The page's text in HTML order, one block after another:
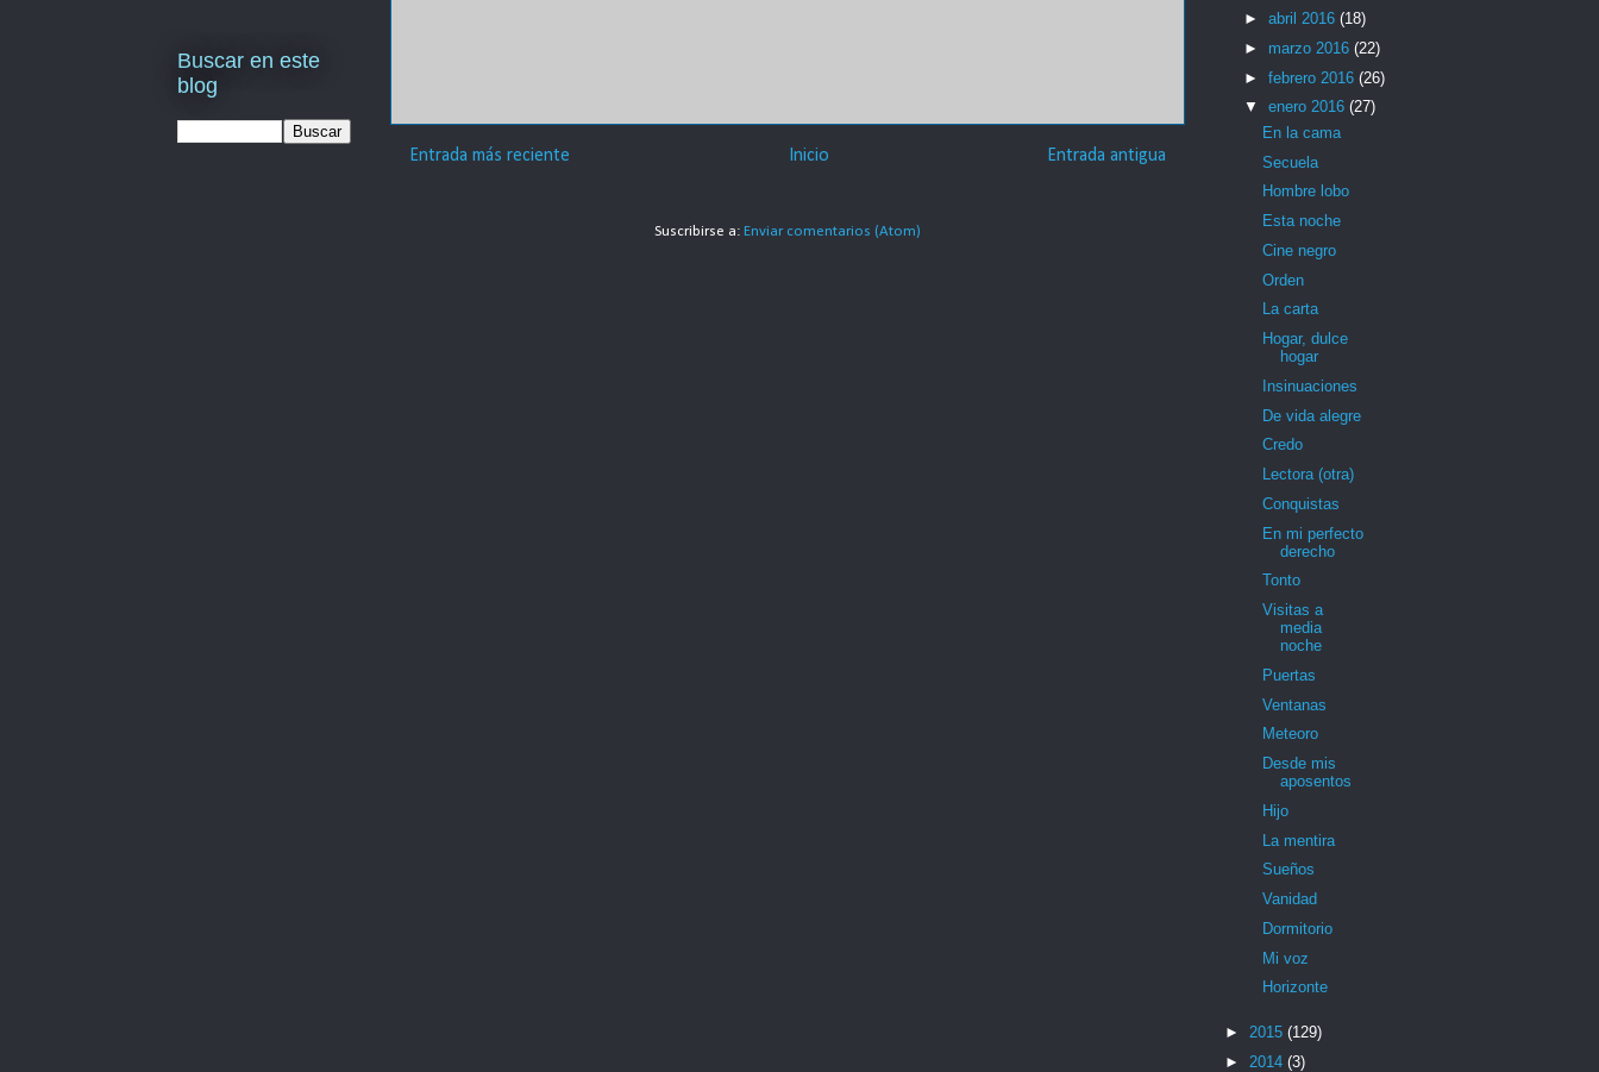
Entrada más reciente Entrada antigua
Inicio
Suscribirse a: Enviar comentarios (Atom)
Buscar en este
blog
► abril 2016 (18)
► marzo 2016 (22)
► febrero 2016 (26)
▼ enero 2016 (27)
En la cama
Secuela
Hombre lobo
Esta noche
Cine negro
Orden
La carta
Hogar, dulce
hogar
Insinuaciones
De vida alegre
Credo
Lectora (otra)
Conquistas
En mi perfecto
derecho
Tonto
Visitas a
media
noche
Puertas
Ventanas
Meteoro
Desde mis
aposentos
Hijo
La mentira
Sueños
Vanidad
Dormitorio
Mi voz
Horizonte
► 2015 (129)
► 2014 (3)